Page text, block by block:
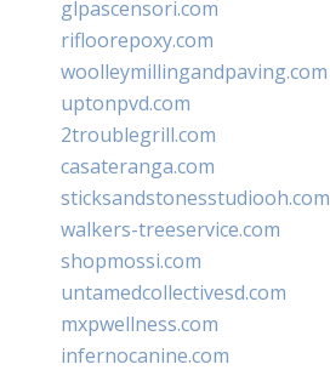
glpascensori.com
rifloorepoxy.com
woolleymillingandpaving.com
uptonpvd.com
2troublegrill.com
casateranga.com
sticksandstonesstudiooh.com
walkers-treeservice.com
shopmossi.com
untamedcollectivesd.com
mxpwellness.com
infernocanine.com